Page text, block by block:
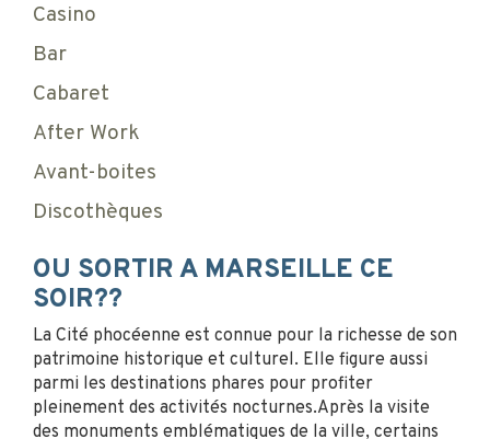
Casino
Bar
Cabaret
After Work
Avant-boites
Discothèques
OU SORTIR A MARSEILLE CE
SOIR??
La Cité phocéenne est connue pour la richesse de son
patrimoine historique et culturel. Elle figure aussi
parmi les destinations phares pour profiter
pleinement des activités nocturnes.Après la visite
des monuments emblématiques de la ville, certains